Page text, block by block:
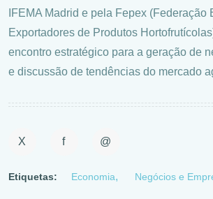
IFEMA Madrid e pela Fepex (Federação
Exportadores de Produtos
encontro estratégico para a geração de
e discussão de tendências do mercado
X f @
Etiquetas: Economia Negócios e